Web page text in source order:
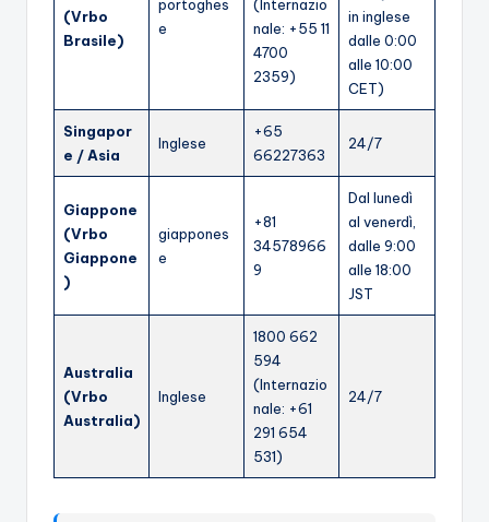
(Vrbo
Brasile)
portoghes
e
(Internazio
nale: +55 11
4700
2359)
in inglese
dalle 0:00
alle 10:00
CET)
Singapor
e / Asia
Inglese
+65
66227363
24/7
Giappone
(Vrbo
Giappone
)
giappones
e
+81
34578966
9
Dal lunedì
al venerdì,
dalle 9:00
alle 18:00
JST
Australia
(Vrbo
Australia)
Inglese
1800 662
594
(Internazio
nale: +61
291 654
531)
24/7